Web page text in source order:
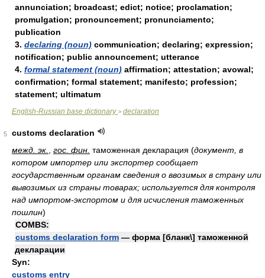
annunciation; broadcast; edict; notice; proclamation;
promulgation; pronouncement; pronunciamento;
publication
3. declaring (noun) communication; declaring; expression;
notification; public announcement; utterance
4. formal statement (noun) affirmation; attestation; avowal;
confirmation; formal statement; manifesto; profession;
statement; ultimatum
English-Russian base dictionary> declaration
5
customs declaration
межд. эк.
гос. фин. таможенная декларация (документ, в
котором импортер или экспортер сообщает
государственным органам сведения о ввозимых в страну или
вывозимых из страны товарах; используется для контроля
над импортом-экспортом и для исчисления таможенных
пошлин)
COMBS:
customs declaration form — форма [бланк\] таможенной
декларации
Syn:
customs entry